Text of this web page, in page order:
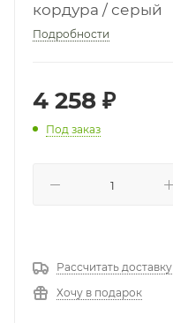
кордура / серый
Подробности
4 258 ₽
Под заказ
Рассчитать доставку
Хочу в подарок